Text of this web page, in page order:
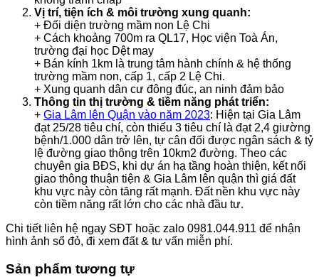
Vị trí, tiện ích & môi trường xung quanh:
+ Đối diện trường mầm non Lệ Chi
+ Cách khoảng 700m ra QL17, Học viện Toà Án,
trường đại học Dệt may
+ Bán kính 1km là trung tâm hành chính & hệ thống
trường mầm non, cấp 1, cấp 2 Lệ Chi.
+ Xung quanh dân cư đông đúc, an ninh đảm bảo
Thông tin thị trường & tiềm năng phát triển:
+ Gia Lâm lên Quận vào năm 2023: Hiện tại Gia Lâm
đạt 25/28 tiêu chí, còn thiếu 3 tiêu chí là đạt 2,4 giường
bệnh/1.000 dân trở lên, tự cân đối được ngân sách & tỷ
lệ đường giao thông trên 10km2 đường. Theo các
chuyên gia BĐS, khi dự án hạ tầng hoàn thiện, kết nối
giao thông thuận tiện & Gia Lâm lên quận thì giá đất
khu vực này còn tăng rất mạnh. Đất nền khu vực này
còn tiềm năng rất lớn cho các nhà đầu tư.
Chi tiết liên hệ ngay SĐT hoặc zalo 0981.044.911 để nhận
hình ảnh sổ đỏ, đi xem đất & tư vấn miễn phí.
Sản phẩm tương tự